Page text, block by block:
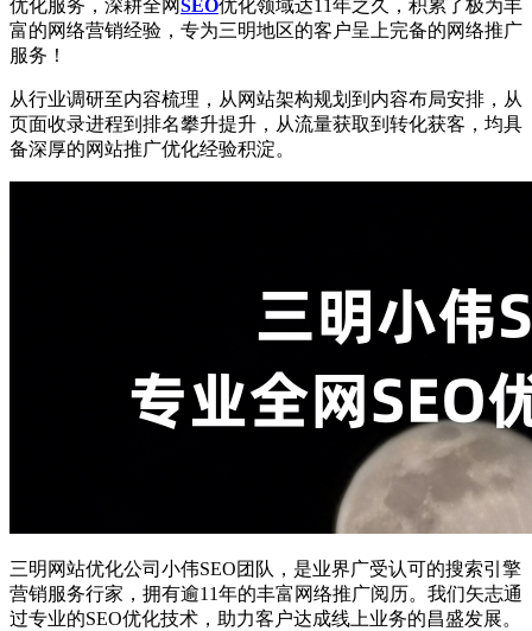
优化服务，深耕全网SEO优化领域达11年之久，积累了极为丰
富的网络营销经验，专为三明地区的客户呈上完备的网络推广
服务！
从行业调研至内容梳理，从网站架构规划到内容布局安排，从
页面收录进程到排名攀升提升，从流量获取到转化获客，均具
备深厚的网站推广优化经验积淀。
三明网站优化公司小伟SEO团队，是业界广受认可的搜索引擎
营销服务行家，拥有逾11年的丰富网络推广阅历。我们矢志通
过专业的SEO优化技术，助力客户达成线上业务的昌盛发展。